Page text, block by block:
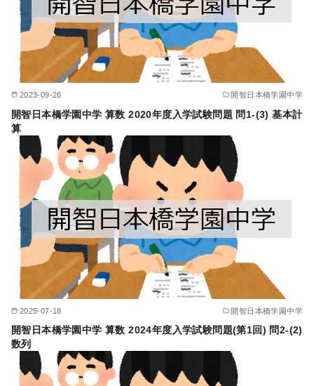
2023-09-26 開智日本橋学園中学
開智日本橋学園中学 算数 2020年度入学試験問題 問1-(3) 基本計
算
2025-07-18 開智日本橋学園中学
開智日本橋学園中学 算数 2024年度入学試験問題(第1回) 問2-(2)
数列